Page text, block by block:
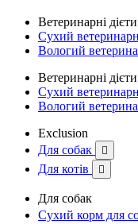
Ветеринарні
Сухий
Вологий
Ветеринарні
Сухий
Вологий
Exclusion
Для собак

Для котів 
Для собак
Сухий корм для